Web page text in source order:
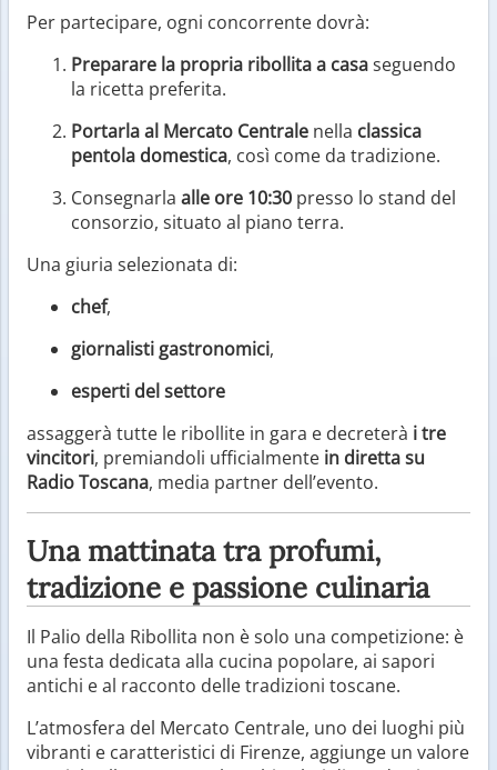
Per partecipare, ogni concorrente dovrà:
Preparare la propria ribollita a casaseguendo
la ricetta preferita.
Portarla al Mercato Centrale nella classica
pentola domestica, così come da tradizione.
Consegnarla alle ore 10:30 presso lo stand del
consorzio, situato al piano terra.
Una giuria selezionata di:
chef,
giornalisti gastronomici,
esperti del settore
assaggerà tutte le ribollite in gara e decreterà i tre
vincitori, premiandoli ufficialmente in diretta su
Radio Toscana, media partner dell’evento.
Una mattinata tra profumi,
tradizione e passione culinaria
Il Palio della Ribollita non è solo una competizione: è
una festa dedicata alla cucina popolare, ai sapori
antichi e al racconto delle tradizioni toscane.
L’atmosfera del Mercato Centrale, uno dei luoghi più
vibranti e caratteristici di Firenze, aggiunge un valore